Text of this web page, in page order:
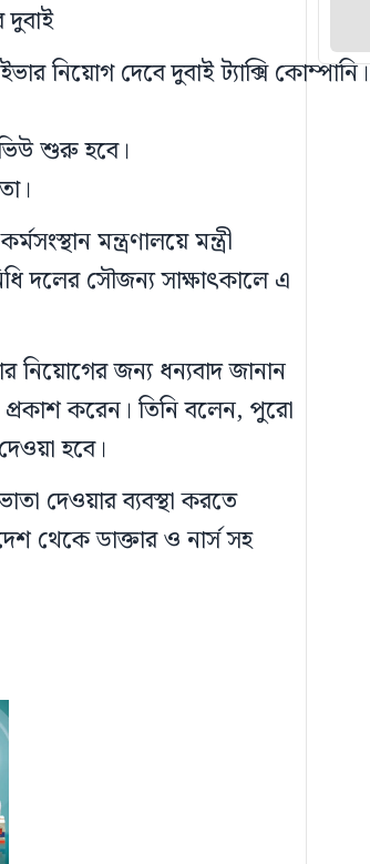
দুবাই
নিয়োগ দেবে দুবাই ট্যাক্সি কোম্পানি।
শুরু হবে।
মন্ত্রণালয়ে মন্ত্রী
দলের সৌজন্য সাক্ষাৎকালে এ
নিয়োগের জন্য ধন্যবাদ জানান
করেন। তিনি বলেন, পুরো
হবে।
দেওয়ার ব্যবস্থা করতে
থেকে ডাক্তার ও নার্স সহ